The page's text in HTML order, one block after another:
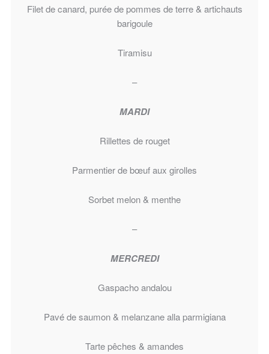
Filet de canard, purée de pommes de terre & artichauts
barigoule
Tiramisu
–
MARDI
Rillettes de rouget
Parmentier de bœuf aux girolles
Sorbet melon & menthe
–
MERCREDI
Gaspacho andalou
Pavé de saumon & melanzane alla parmigiana
Tarte pêches & amandes